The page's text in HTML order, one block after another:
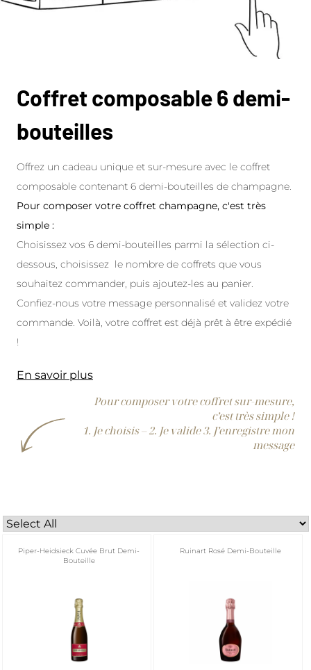
Coffret composable 6 demi-
bouteilles
Offrez un cadeau unique et sur-mesure avec le coffret
composable contenant 6 demi-bouteilles de champagne.
Pour composer votre coffret champagne, c'est très
simple :
Choisissez vos 6 demi-bouteilles parmi la sélection ci-
dessous, choisissez le nombre de coffrets que vous
souhaitez commander, puis ajoutez-les au panier.
Confiez-nous votre message personnalisé et validez votre
commande. Voilà, votre coffret est déjà prêt à être expédié
!
En savoir plus
Pour composer votre coffret sur-mesure,
c’est très simple !
1. Je choisis – 2. Je valide 3. J’enregistre mon
message
Piper-Heidsieck Cuvée Brut Demi-
Bouteille
Ruinart Rosé Demi-Bouteille